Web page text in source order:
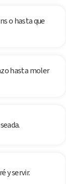
o hasta que
hasta moler
y servir.